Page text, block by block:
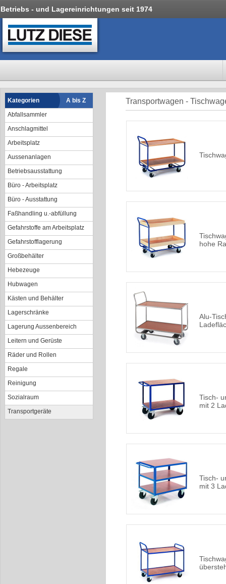
Betriebs - und Lagereinrichtungen seit 1974
Kategorien
A bis Z
Abfallsammler
Anschlagmittel
Arbeitsplatz
Aussenanlagen
Betriebsausstattung
Büro - Arbeitsplatz
Büro - Ausstattung
Faßhandling u.-abfüllung
Gefahrstoffe am Arbeitsplatz
Gefahrstofflagerung
Großbehälter
Hebezeuge
Hubwagen
Kästen und Behälter
Lagerschränke
Lagerung Aussenbereich
Leitern und Gerüste
Räder und Rollen
Regale
Reinigung
Sozialraum
Transportgeräte
Transportwagen -
hohe
Alu-
Tisch-
mit 2
Tisch-
mit 3